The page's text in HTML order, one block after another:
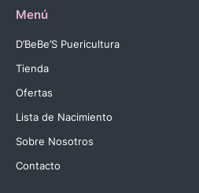
Menú
D’BeBe’S Puericultura
Tienda
Ofertas
Lista de Nacimiento
Sobre Nosotros
Contacto